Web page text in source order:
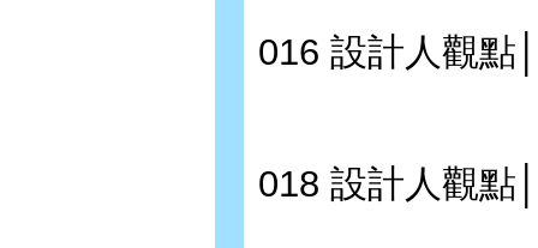
016 設計人觀點
018 設計人觀點